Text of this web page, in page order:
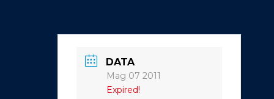
DATA
Mag 07 2011
Expired!